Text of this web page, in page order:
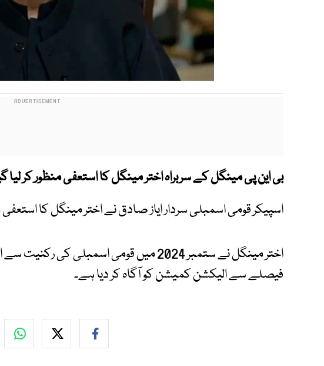
بی این پی مینگل کے سربراہ اختر مینگل کا استعفی منظور کر لیا
اسپیکر قومی اسمبلی سردار ایاز صادق نے اختر مینگل کا استعفی
اختر مینگل نے ستمبر 2024 میں قومی اسمبلی
فیصلے سے الیکشن کمیشن کو آگاہ کر دیا ہے۔